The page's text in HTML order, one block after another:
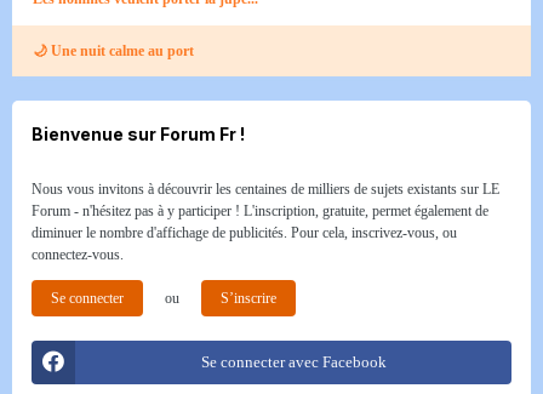
🌙 Une nuit calme au port​
Bienvenue sur Forum Fr !
Nous vous invitons à découvrir les centaines de milliers de sujets existants sur LE
Forum - n'hésitez pas à y participer ! L'inscription, gratuite, permet également de
diminuer le nombre d'affichage de publicités. Pour cela, inscrivez-vous, ou
connectez-vous.
Se connecter ou S’inscrire
Se connecter avec Facebook